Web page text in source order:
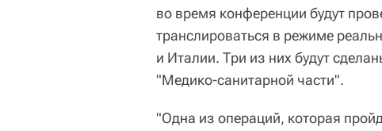
во время конференции будут
транслироваться в режиме
и Италии. Три из них будут
"Медико-санитарной части".
"Одна из операций, которая